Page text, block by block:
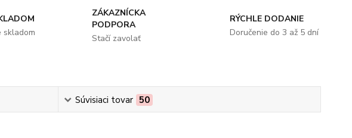
skladom
ZÁKAZNÍCKA
PODPORA
Stačí zavolať
RÝCHLE DODANIE
Doručenie do 3 až 5 dní
Súvisiaci tovar 50